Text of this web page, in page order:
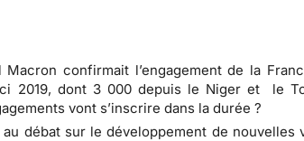
confirmait l’engagement de la
2019, dont 3 000 depuis le Niger et le
vont s’inscrire dans la durée ?
débat sur le développement de nouvelles